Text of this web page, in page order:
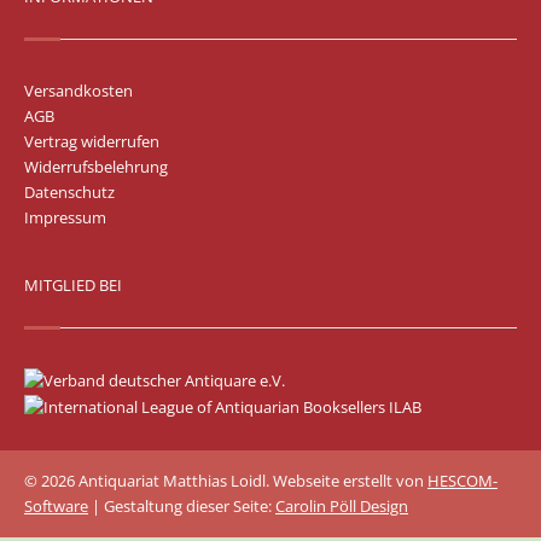
Versandkosten
AGB
Vertrag widerrufen
Widerrufsbelehrung
Datenschutz
Impressum
MITGLIED BEI
© 2026 Antiquariat Matthias Loidl. Webseite erstellt von HESCOM-
Software | Gestaltung dieser Seite:Carolin Pöll Design